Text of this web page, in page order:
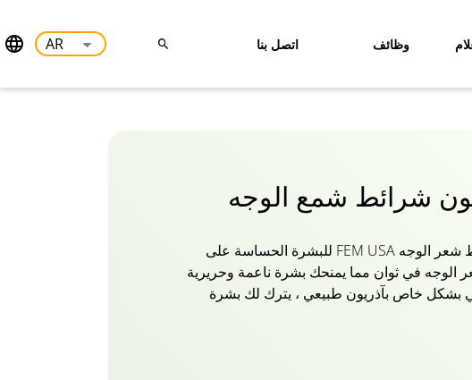
وظائف اتصل بنا
شرائط شمع الوجه
تساعدك شرائط شعر الوجه FEM USA للبشرة الحساسة على
الوجه في ثوان مما يمنحك بشرة ناعمة وحريرية
بشكل خاص بآذريون طبيعي ، يترك لك بشرة
على رطوبة البشرة. تقنية مصيدة الشعر الفريدة